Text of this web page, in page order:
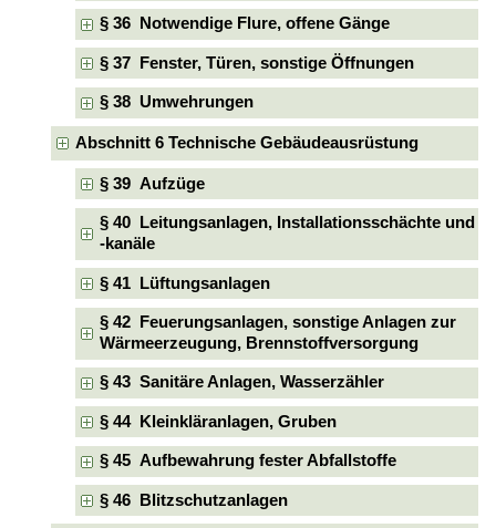
§ 36 Notwendige Flure, offene Gänge
§ 37 Fenster, Türen, sonstige Öffnungen
§ 38 Umwehrungen
Abschnitt 6 Technische Gebäudeausrüstung
§ 39 Aufzüge
§ 40 Leitungsanlagen, Installationsschächte und
-kanäle
§ 41 Lüftungsanlagen
§ 42 Feuerungsanlagen, sonstige Anlagen zur
Wärmeerzeugung, Brennstoffversorgung
§ 43 Sanitäre Anlagen, Wasserzähler
§ 44 Kleinkläranlagen, Gruben
§ 45 Aufbewahrung fester Abfallstoffe
§ 46 Blitzschutzanlagen